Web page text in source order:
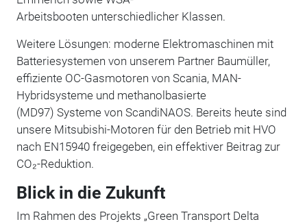
Arbeitsbooten unterschiedlicher Klassen.
Weitere Lösungen: moderne Elektromaschinen mit
Batteriesystemen von unserem Partner Baumüller,
effiziente OC-Gasmotoren von Scania, MAN-
Hybridsysteme und methanolbasierte
(MD97) Systeme von ScandiNAOS. Bereits heute sind
unsere Mitsubishi-Motoren für den Betrieb mit HVO
nach EN15940 freigegeben, ein effektiver Beitrag zur
CO₂-Reduktion.
Blick in die Zukunft
Im Rahmen des Projekts „Green Transport Delta